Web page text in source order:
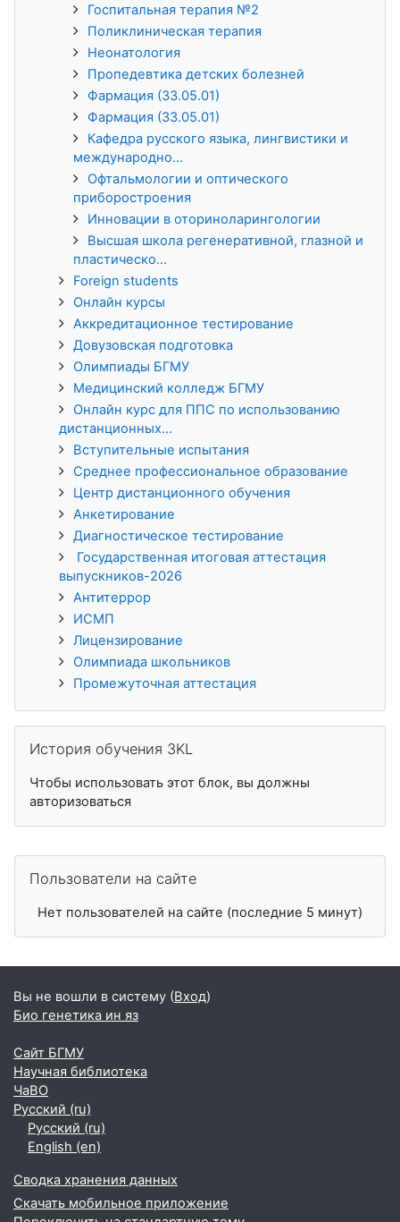
Госпитальная терапия №2
Поликлиническая терапия
Неонатология
Пропедевтика детских болезней
Фармация (33.05.01)
Фармация (33.05.01)
Кафедра русского языка, лингвистики и
международно...
Офтальмологии и оптического
приборостроения
Инновации в оториноларингологии
Высшая школа регенеративной, глазной и
пластическо...
Foreign students
Онлайн курсы
Аккредитационное тестирование
Довузовская подготовка
Олимпиады БГМУ
Медицинский колледж БГМУ
Онлайн курс для ППС по использованию
дистанционных...
Вступительные испытания
Среднее профессиональное образование
Центр дистанционного обучения
Анкетирование
Диагностическое тестирование
Государственная итоговая аттестация
выпускников-2026
Антитеррор
ИСМП
Лицензирование
Олимпиада школьников
Промежуточная аттестация
История обучения 3KL
Чтобы использовать этот блок, вы должны
авторизоваться
Пользователи на сайте
Нет пользователей на сайте (последние 5 минут)
Вы не вошли в систему (Вход)
Био генетика ин яз
Сайт БГМУ
Научная библиотека
ЧаВО
Русский ‎(ru)‎
Русский ‎(ru)‎
English ‎(en)‎
Сводка хранения данных
Скачать мобильное приложение